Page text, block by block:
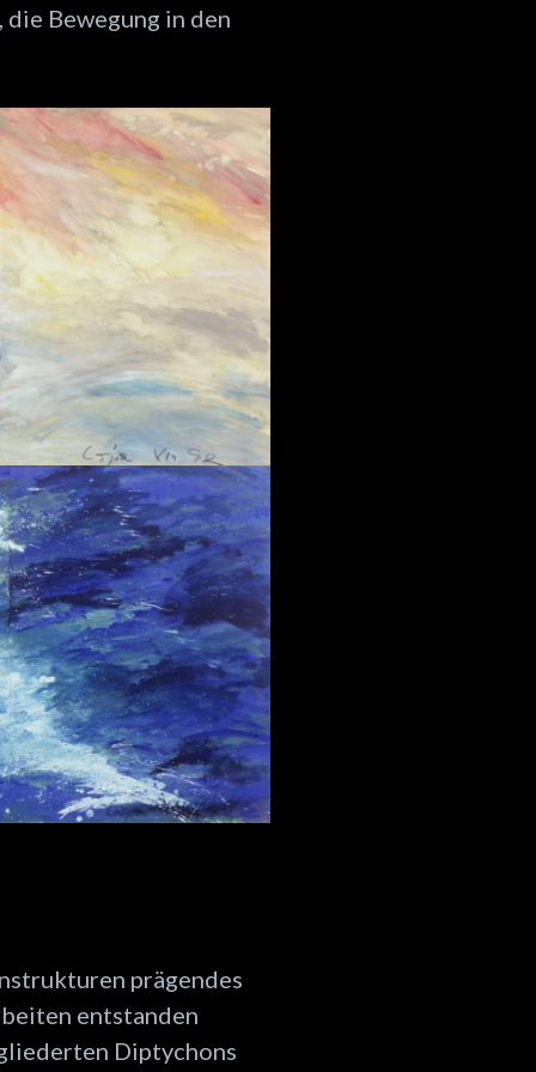
Bewegung in den
prägendes
entstanden
Diptychons